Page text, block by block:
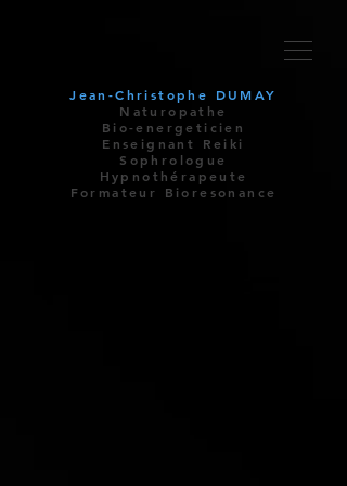
Jean-Christophe
DUMAY
Naturopathe
Bio-energeticien
Enseignant Reiki
Sophrologue
Hypnothérapeute
Formateur Bioresonance